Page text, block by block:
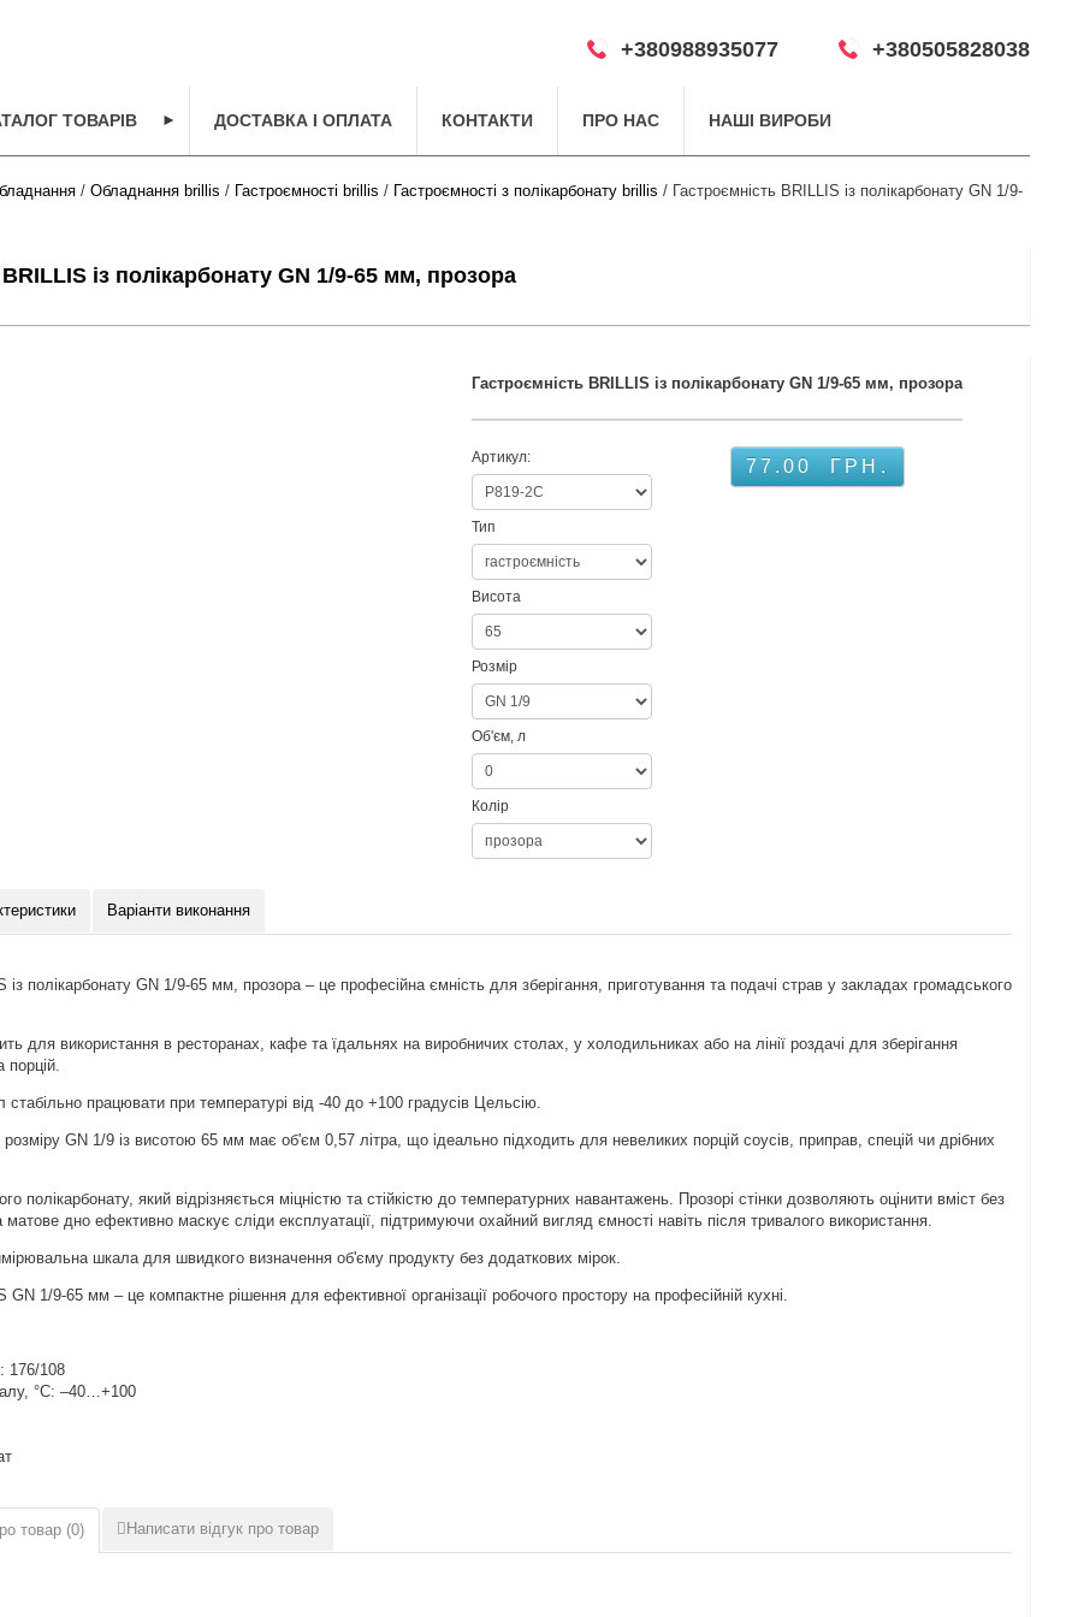
+380505828038
+380988935077
ТОВАРІВ ► ДОСТАВКА І ОПЛАТА КОНТАКТИ ПРО НАС НАШІ ВИРОБИ
/ Обладнання brillis / Гастроємності brillis / Гастроємності з полікарбонату brillis / Гастроємність BRILLIS із полікарбонату GN 1/9-
із полікарбонату GN 1/9-65 мм, прозора
Гастроємність BRILLIS із полікарбонату GN 1/9-65 мм, прозора
77.00 ГРН.
Артикул:
Тип
Висота
Розмір
Об'єм, л
Колір
Варіанти виконання
із полікарбонату GN 1/9-65 мм, прозора – це професійна ємність для зберігання, приготування та подачі страв у закладах громадського
для використання в ресторанах, кафе та їдальнях на виробничих столах, у холодильниках або на лінії роздачі для зберігання
порцій.
стабільно працювати при температурі від -40 до +100 градусів Цельсію.
розміру GN 1/9 із висотою 65 мм має об'єм 0,57 літра, що ідеально підходить для невеликих порцій соусів, приправ, спецій чи дрібних
полікарбонату, який відрізняється міцністю та стійкістю до температурних навантажень. Прозорі стінки дозволяють оцінити вміст без
матове дно ефективно маскує сліди експлуатації, підтримуючи охайний вигляд ємності навіть після тривалого використання.
шкала для швидкого визначення об'єму продукту без додаткових мірок.
GN 1/9-65 мм – це компактне рішення для ефективної організації робочого простору на професійній кухні.
176/108
°C: –40…+100
товар (0) Написати відгук про товар